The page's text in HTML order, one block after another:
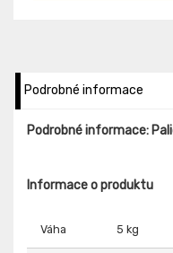
Podrobné informace
Podrobné informace:
Informace o produktu
Váha 5 kg